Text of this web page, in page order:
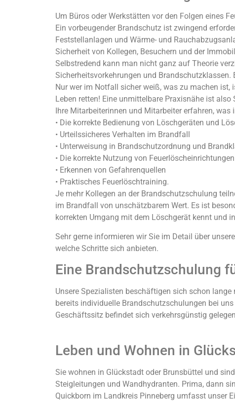
Um Büros oder Werkstätten vor den Folgen eines
Ein vorbeugender Brandschutz ist zwingend
Feststellanlagen und Wärme- und
Sicherheit von Kollegen, Besuchern und der
Selbstredend kann man nicht ganz auf Theorie
Sicherheitsvorkehrungen und
Nur wer im Notfall sicher weiß, was zu machen ist,
Leben retten! Eine unmittelbare Praxisnähe ist
Ihre Mitarbeiterinnen und Mitarbeiter erfahren,
• Die korrekte Bedienung von Löschgeräten und
• Urteilssicheres Verhalten im Brandfall
• Unterweisung in Brandschutzordnung und
• Die korrekte Nutzung von Feuerlöscheinrichtungen
• Erkennen von Gefahrenquellen
• Praktisches Feuerlöschtraining.
Je mehr Kollegen an der Brandschutzschulung
im Brandfall von unschätzbarem Wert. Es ist
korrekten Umgang mit dem Löschgerät kennt und
Sehr gerne informieren wir Sie im Detail über
welche Schritte sich anbieten.
Eine Brandschutzschulung
Unsere Spezialisten beschäftigen sich schon
bereits individuelle Brandschutzschulungen bei
Geschäftssitz befindet sich verkehrsgünstig
Leben und Wohnen in
Sie wohnen in Glückstadt oder Brunsbüttel und
Steigleitungen und Wandhydranten. Prima, dann
Quickborn im Landkreis Pinneberg umfasst unser